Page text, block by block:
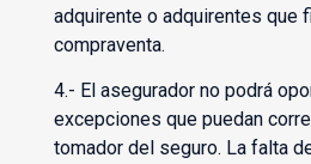
adquirente o adquirentes que
compraventa.
4.- El asegurador no podrá
excepciones que puedan
tomador del seguro. La falta